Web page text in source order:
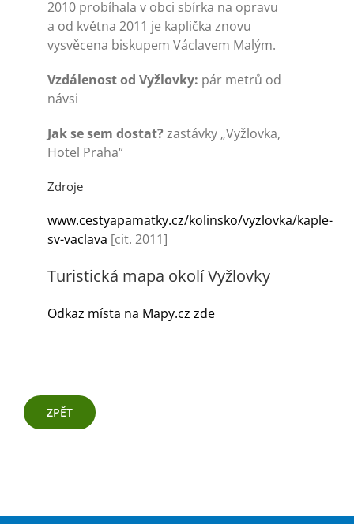
Turistika
Koupaliště
2010 probíhala v obci sbírka na opravu
a od května 2011 je kaplička znovu
vysvěcena biskupem Václavem Malým.
Vzdálenost od Vyžlovky: pár metrů od
návsi
Jak se sem dostat? zastávky „Vyžlovka,
Hotel Praha“
Zdroje
www.cestyapamatky.cz/kolinsko/vyzlovka/kaple-
sv-vaclava [cit. 2011]
Turistická mapa okolí Vyžlovky
Odkaz místa na Mapy.cz zde
ZPĚT